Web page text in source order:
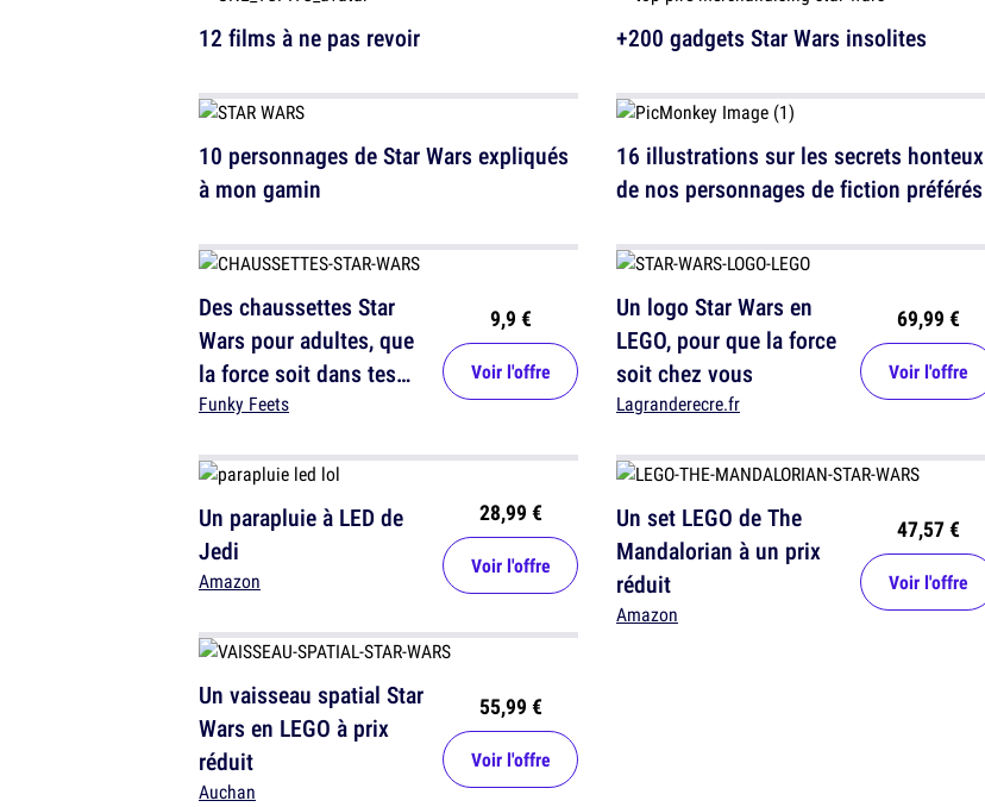
12 films à ne pas revoir
10 personnages de Star Wars expliqués
à mon gamin
Des chaussettes Star
Wars pour adultes, que
la force soit dans tes
panards
Funky Feets
9,9 €
Voir l'offre
Un parapluie à LED de
Jedi
Amazon
28,99 €
Voir l'offre
Un vaisseau spatial Star
Wars en LEGO à prix
réduit
Auchan
55,99 €
Voir l'offre
+200 gadgets Star Wars insolites
16 illustrations sur les secrets honteux
de nos personnages de fiction préférés
Un logo Star Wars en
LEGO, pour que la force
soit chez vous
Lagranderecre.fr
69,99 €
Voir l'offre
Un set LEGO de The
Mandalorian à un prix
réduit
Amazon
47,57 €
Voir l'offre